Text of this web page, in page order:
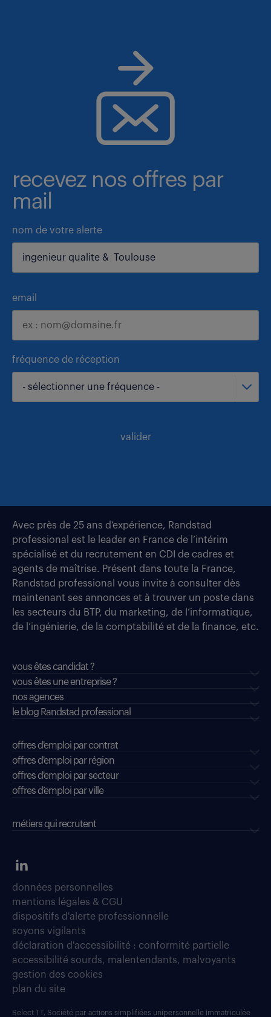
recevez nos offres par
mail
nom de votre alerte
email
fréquence de réception
- sélectionner une fréquence -
valider
Avec près de 25 ans d’expérience, Randstad
professional est le leader en France de l’intérim
spécialisé et du recrutement en CDI de cadres et
agents de maîtrise. Présent dans toute la France,
Randstad professional vous invite à consulter dès
maintenant ses annonces et à trouver un poste dans
les secteurs du BTP, du marketing, de l’informatique,
de l’ingénierie, de la comptabilité et de la finance, etc.
vous êtes candidat ?
vous êtes une entreprise ?
nos agences
le blog Randstad professional
offres d'emploi par contrat
offres d'emploi par région
offres d'emploi par secteur
offres d’emploi par ville
métiers qui recrutent
données personnelles
mentions légales & CGU
dispositifs d'alerte professionnelle
soyons vigilants
déclaration d'accessibilité : conformité partielle
accessibilité sourds, malentendants, malvoyants
gestion des cookies
plan du site
Select TT, Société par actions simplifiées unipersonnelle immatriculée